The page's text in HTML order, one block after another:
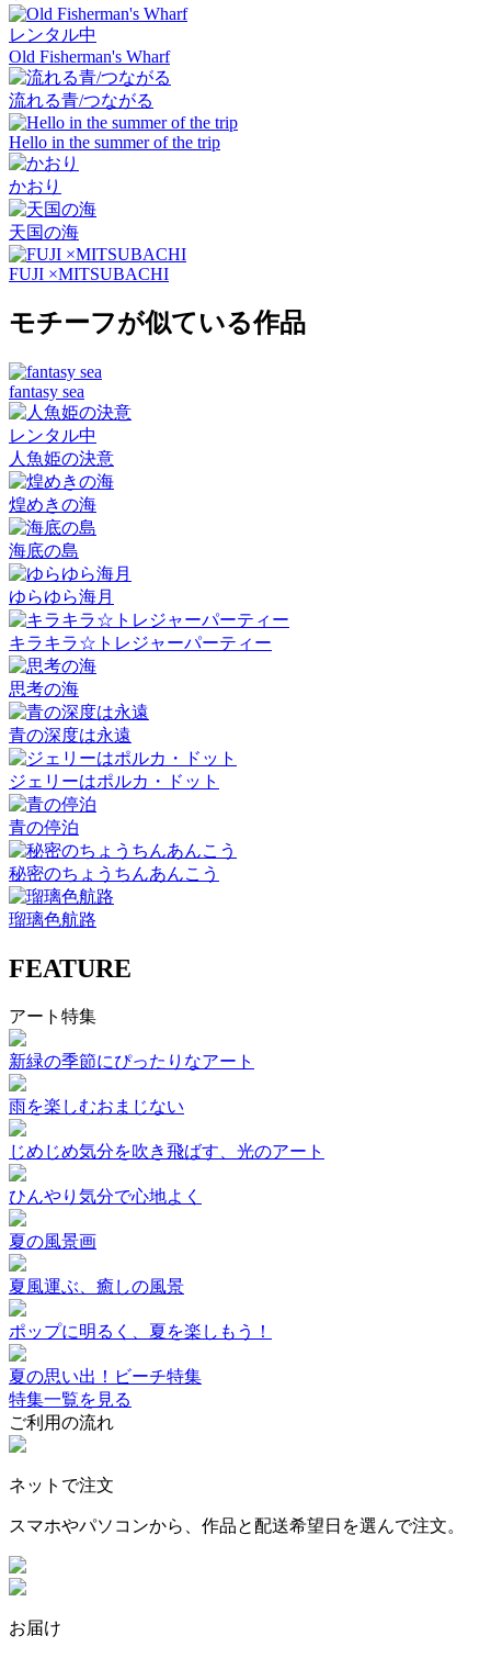
レンタル中
Old Fisherman's Wharf
流れる青/つながる
Hello in the summer of the trip
かおり
天国の海
FUJI ×MITSUBACHI
モチーフが似ている作品
fantasy sea
レンタル中
人魚姫の決意
煌めきの海
海底の島
ゆらゆら海月
キラキラ☆トレジャーパーティー
思考の海
青の深度は永遠
ジェリーはポルカ・ドット
青の停泊
秘密のちょうちんあんこう
瑠璃色航路
FEATURE
アート特集
新緑の季節にぴったりなアート
雨を楽しむおまじない
じめじめ気分を吹き飛ばす、光のアート
ひんやり気分で心地よく
夏の風景画
夏風運ぶ、癒しの風景
ポップに明るく、夏を楽しもう！
夏の思い出！ビーチ特集
特集一覧を見る
ご利用の流れ
ネットで注文
スマホやパソコンから、作品と配送希望日を選んで注文。
お届け